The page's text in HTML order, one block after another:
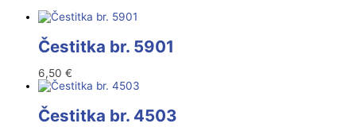
Čestitka br. 5901
6,50 €
Čestitka br. 4503